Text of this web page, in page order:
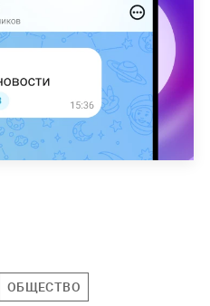
ОБЩЕСТВО